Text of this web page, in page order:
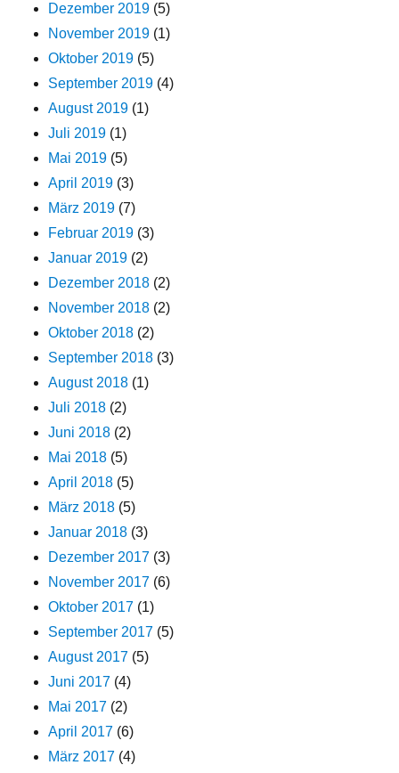
Dezember 2019 (5)
November 2019 (1)
Oktober 2019 (5)
September 2019 (4)
August 2019 (1)
Juli 2019 (1)
Mai 2019 (5)
April 2019 (3)
März 2019 (7)
Februar 2019 (3)
Januar 2019 (2)
Dezember 2018 (2)
November 2018 (2)
Oktober 2018 (2)
September 2018 (3)
August 2018 (1)
Juli 2018 (2)
Juni 2018 (2)
Mai 2018 (5)
April 2018 (5)
März 2018 (5)
Januar 2018 (3)
Dezember 2017 (3)
November 2017 (6)
Oktober 2017 (1)
September 2017 (5)
August 2017 (5)
Juni 2017 (4)
Mai 2017 (2)
April 2017 (6)
März 2017 (4)